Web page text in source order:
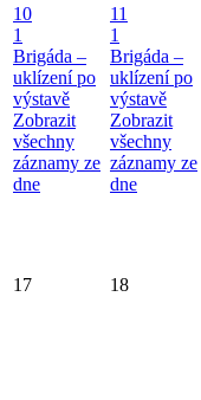
10
1
Brigáda –
uklízení po
výstavě
Zobrazit
všechny
záznamy ze
dne
11
1
Brigáda –
uklízení po
výstavě
Zobrazit
všechny
záznamy ze
dne
17 18